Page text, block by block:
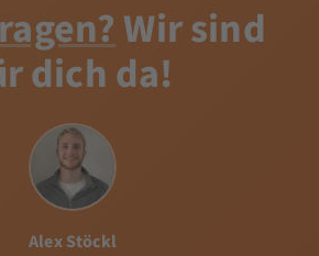
Wir sind
dich da!
Alex Stöckl